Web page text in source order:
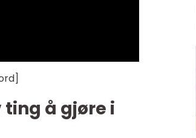
å gjøre i